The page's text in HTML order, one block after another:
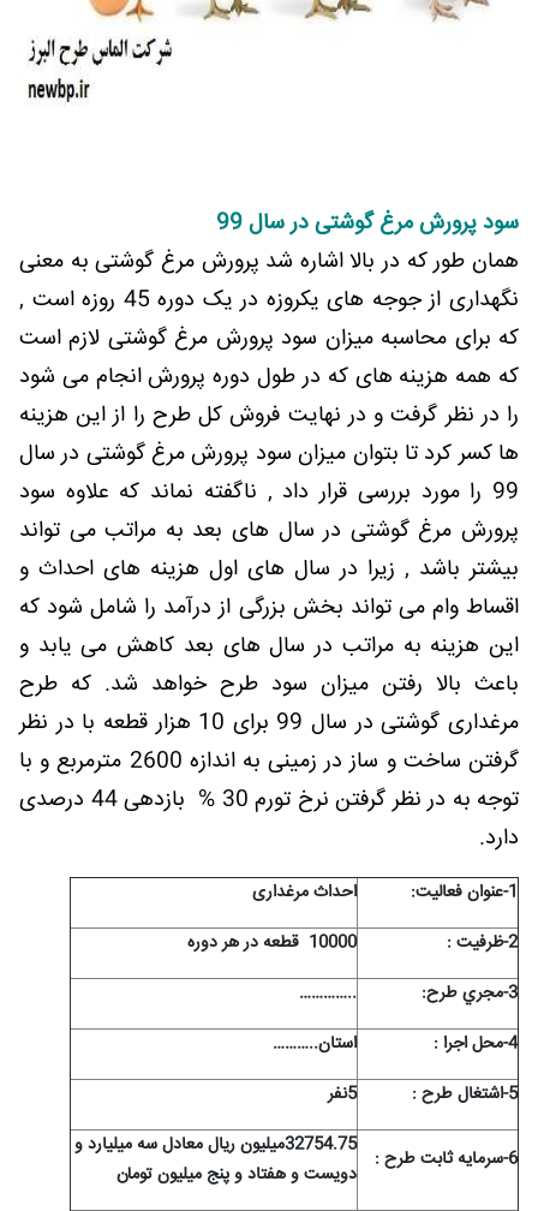
سود پرورش مرغ گوشتی در سال 99
همان طور که در بالا اشاره شد پرورش مرغ گوشتی به معنی
نگهداری از جوجه های یکروزه در یک دوره 45 روزه است ,
که برای محاسبه میزان سود پرورش مرغ گوشتی لازم است
که همه هزینه های که در طول دوره پرورش انجام می شود
را در نظر گرفت و در نهایت فروش کل طرح را از این هزینه
ها کسر کرد تا بتوان میزان سود پرورش مرغ گوشتی در سال
99 را مورد بررسی قرار داد , ناگفته نماند که علاوه سود
پرورش مرغ گوشتی در سال های بعد به مراتب می تواند
بیشتر باشد , زیرا در سال های اول هزینه های احداث و
اقساط وام می تواند بخش بزرگی از درآمد را شامل شود که
این هزینه به مراتب در سال های بعد کاهش می یابد و
باعث بالا رفتن میزان سود طرح خواهد شد. که طرح
مرغداری گوشتی در سال 99 برای 10 هزار قطعه با در نظر
گرفتن ساخت و ساز در زمینی به اندازه 2600 مترمربع و با
توجه به در نظر گرفتن نرخ تورم 30 % بازدهی 44 درصدی
دارد.
1-عنوان فعاليت:
احداث مرغداری
2-ظرفيت :
10000 قطعه در هر دوره
3-مجري طرح:
…………..
4-محل اجرا :
استان………..
5-اشتغال طرح :
5نفر
6-سرمايه ثابت طرح :
32754.75میلیون ریال معادل سه میلیارد و
دویست و هفتاد و پنج میلیون تومان